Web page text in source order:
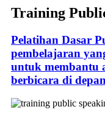
Training
Pelatihan Dasar
pembelajaran
untuk membantu
berbicara di